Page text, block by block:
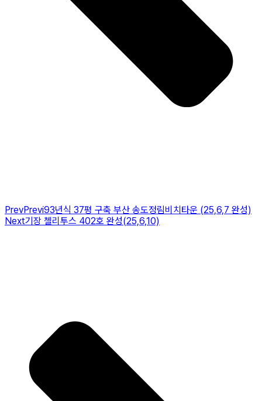
PrevPrevi93년식 37평 구축 부산 송도정림비치타운 (25,6,7 완성)
Next기장 첼리투스 402호 완성(25,6,10)